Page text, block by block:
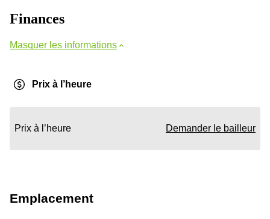
Finances
Masquer les informations
Prix à l’heure
Prix à l’heure Demander le bailleur
Emplacement